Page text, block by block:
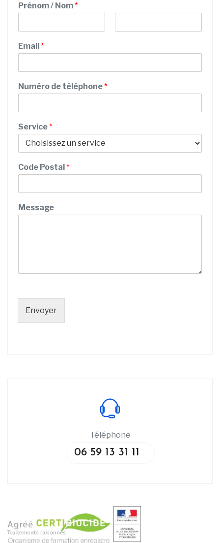
Prénom / Nom*
r
é
m
/
d
C
d
Email*
Numéro de téléphone*
Service*
Code Postal*
Message
Envoyer
Téléphone
06 59 13 31 11